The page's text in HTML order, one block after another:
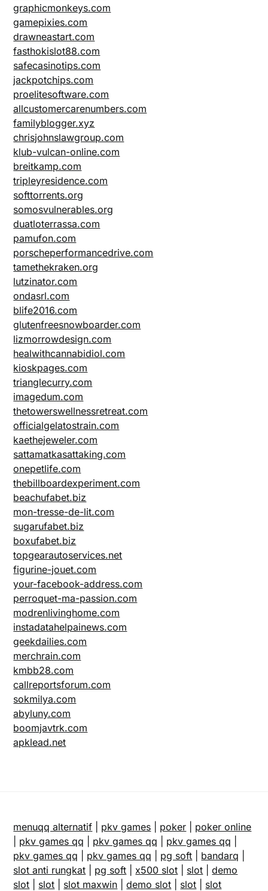
graphicmonkeys.com
gamepixies.com
drawneastart.com
fasthokislot88.com
safecasinotips.com
jackpotchips.com
proelitesoftware.com
allcustomercarenumbers.com
familyblogger.xyz
chrisjohnslawgroup.com
klub-vulcan-online.com
breitkamp.com
tripleyresidence.com
softtorrents.org
somosvulnerables.org
duatloterrassa.com
pamufon.com
porscheperformancedrive.com
tamethekraken.org
lutzinator.com
ondasrl.com
blife2016.com
glutenfreesnowboarder.com
lizmorrowdesign.com
healwithcannabidiol.com
kioskpages.com
trianglecurry.com
imagedum.com
thetowerswellnessretreat.com
officialgelatostrain.com
kaethejeweler.com
sattamatkasattaking.com
onepetlife.com
thebillboardexperiment.com
beachufabet.biz
mon-tresse-de-lit.com
sugarufabet.biz
boxufabet.biz
topgearautoservices.net
figurine-jouet.com
your-facebook-address.com
perroquet-ma-passion.com
modrenlivinghome.com
instadatahelpainews.com
geekdailies.com
merchrain.com
kmbb28.com
callreportsforum.com
sokmilya.com
abyluny.com
boomjavtrk.com
apklead.net
menuqq alternatif pkv games poker
poker online
pkv games qq pkv games qq pkv games qq
pkv games qq
pkv games qq pg soft bandarq
slot anti rungkat
pg soft x500 slot slot |demo
slot
slot slot maxwin |demo slot slot slot